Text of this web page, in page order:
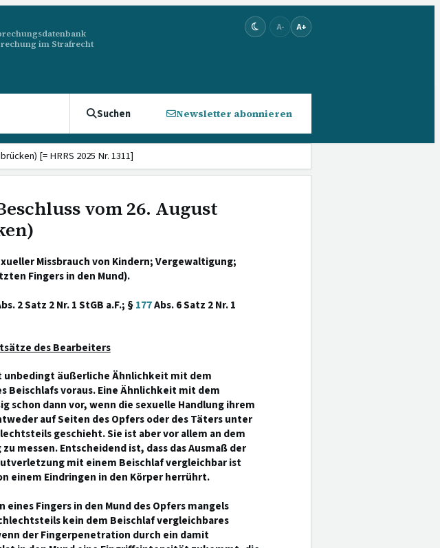
im Strafrecht
A- A+
Suchen Newsletter abonnieren
[= HRRS 2025 Nr. 1311]
vom 26. August
Missbrauch von Kindern; Vergewaltigung;
Fingers in den Mund).
2 Satz 2 Nr. 1 StGB a.F.; §177Abs. 6 Satz 2 Nr. 1
des Bearbeiters
äußerliche Ähnlichkeit mit dem
Beischlafs voraus. Eine Ähnlichkeit mit dem
schon dann vor, wenn die sexuelle Handlung ihrem
auf Seiten des Opfers oder des Täters unter
geschieht. Sie ist aber vor allem an dem
messen. Entscheidend ist, dass das Ausmaß der
mit einem Beischlaf vergleichbar ist
einem Eindringen in den Körper herrührt.
Fingers in den Mund des Opfers mangels
kein dem Beischlaf vergleichbares
der Fingerpenetration durch ein damit